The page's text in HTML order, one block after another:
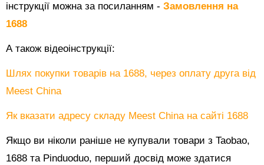
інструкції можна за посиланням - Замовлення на
1688
А також відеоінструкції:
Шлях покупки товарів на 1688, через оплату друга від
Meest China
Як вказати адресу складу Meest China на сайті 1688
Якщо ви ніколи раніше не купували товари з Taobao,
1688 та Pinduoduo, перший досвід може здатися